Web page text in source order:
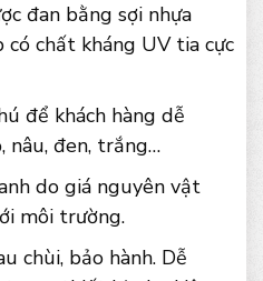
đan bằng sợi nhựa
có chất kháng UV tia cực
để khách hàng dễ
nâu, đen, trắng…
do giá nguyên vật
môi trường.
chùi, bảo hành. Dễ